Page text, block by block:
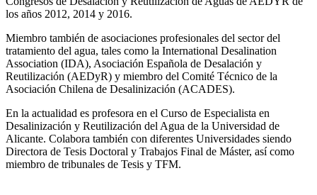
los años 2012, 2014 y 2016.
Miembro también de asociaciones profesionales del sector del
tratamiento del agua, tales como la International Desalination
Association (IDA), Asociación Española de Desalación y
Reutilización (AEDyR) y miembro del Comité Técnico de la
Asociación Chilena de Desalinización (ACADES).
En la actualidad es profesora en el Curso de Especialista en
Desalinización y Reutilización del Agua de la Universidad de
Alicante. Colabora también con diferentes Universidades siendo
Directora de Tesis Doctoral y Trabajos Final de Máster, así como
miembro de tribunales de Tesis y TFM.